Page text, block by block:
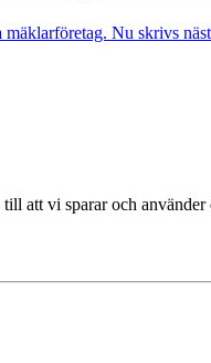
Nu skrivs
att vi sparar och